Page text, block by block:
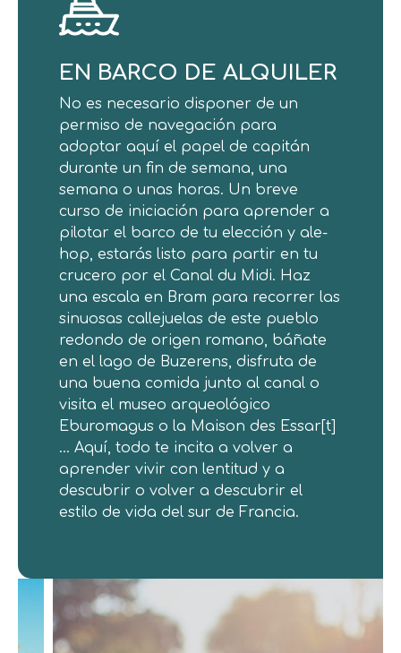
EN BARCO DE ALQUILER
No es necesario disponer de un
permiso de navegación para
adoptar aquí el papel de capitán
durante un fin de semana, una
semana o unas horas. Un breve
curso de iniciación para aprender a
pilotar el barco de tu elección y ale-
hop, estarás listo para partir en tu
crucero por el Canal du Midi. Haz
una escala en Bram para recorrer las
sinuosas callejuelas de este pueblo
redondo de origen romano, báñate
en el lago de Buzerens, disfruta de
una buena comida junto al canal o
visita el museo arqueológico
Eburomagus o la Maison des Essar[t]
… Aquí, todo te incita a volver a
aprender vivir con lentitud y a
descubrir o volver a descubrir el
estilo de vida del sur de Francia.